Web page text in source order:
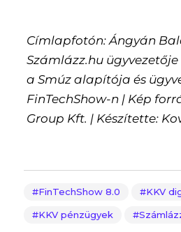
Címlapfotón: Ángyán
Számlázz.hu ügyvezetője
a Smúz alapítója és
FinTechShow-n | Kép
Group Kft. | Készítette:
FinTechShow 8.0 KKV
KKV pénzügyek